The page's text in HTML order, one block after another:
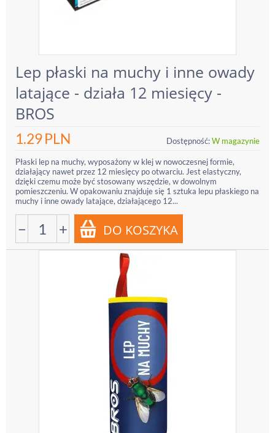
Lep płaski na muchy i inne owady
latające - działa 12 miesięcy -
BROS
1.29PLN Dostępność:W magazynie
Płaski lep na muchy, wyposażony w klej w nowoczesnej formie,
działający nawet przez 12 miesięcy po otwarciu. Jest elastyczny,
dzięki czemu może być stosowany wszędzie, w dowolnym
pomieszczeniu. W opakowaniu znajduje się 1 sztuka lepu płaskiego na
muchy i inne owady latające, działającego 12...
− +